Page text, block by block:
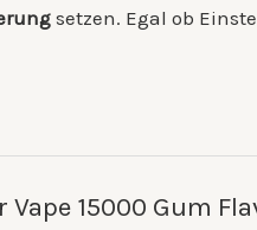
setzen. Egal ob
15000 Gum